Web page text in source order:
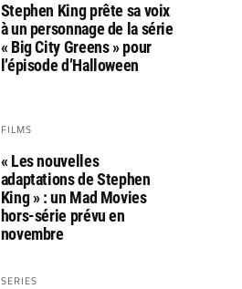
Stephen King prête sa voix
à un personnage de la série
« Big City Greens » pour
l’épisode d’Halloween
FILMS
« Les nouvelles
adaptations de Stephen
King » : un Mad Movies
hors-série prévu en
novembre
SERIES